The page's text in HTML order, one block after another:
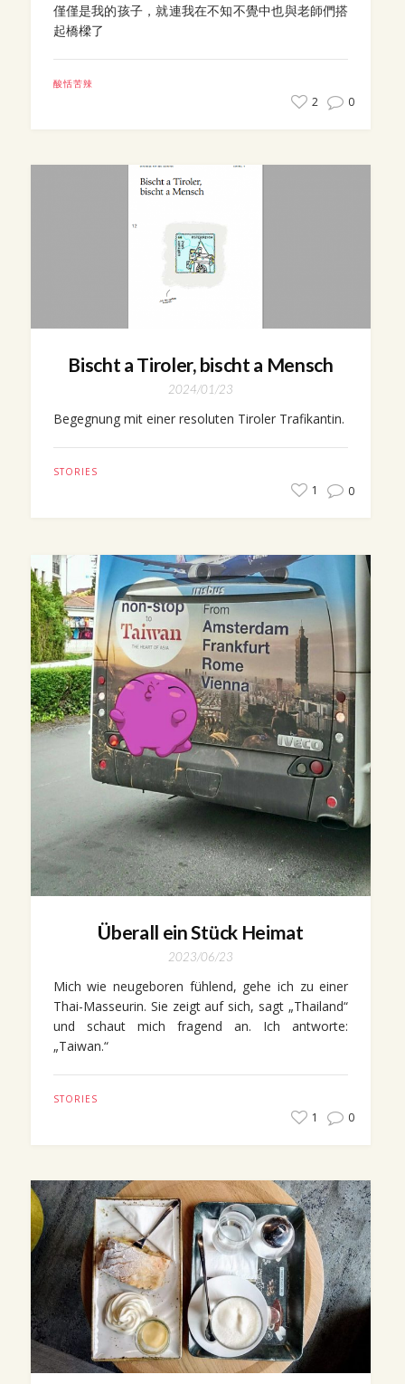
僅僅是我的孩子，就連我在不知不覺中也與老師們搭
起橋樑了
酸恬苦辣
2 0
Bischt a Tiroler, bischt a Mensch
2024/01/23
Begegnung mit einer resoluten Tiroler Trafikantin.
STORIES
1 0
Überall ein Stück Heimat
2023/06/23
Mich wie neugeboren fühlend, gehe ich zu einer
Thai-Masseurin. Sie zeigt auf sich, sagt „Thailand“
und schaut mich fragend an. Ich antworte:
„Taiwan.“
STORIES
1 0